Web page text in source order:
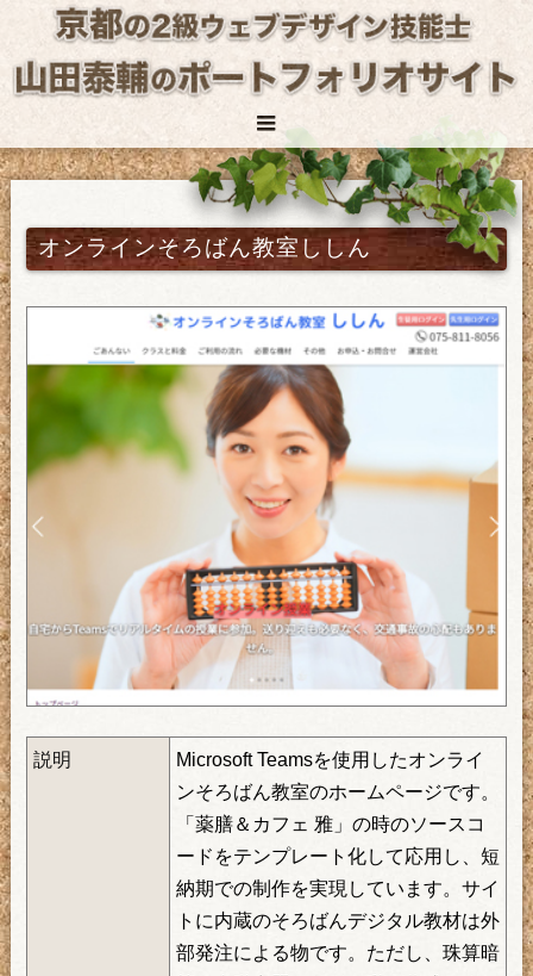
オンラインそろばん教室ししん
説明
Microsoft Teamsを使用したオンライ
ンそろばん教室のホームページです。
「薬膳＆カフェ 雅」の時のソースコ
ードをテンプレート化して応用し、短
納期での制作を実現しています。サイ
トに内蔵のそろばんデジタル教材は外
部発注による物です。ただし、珠算暗